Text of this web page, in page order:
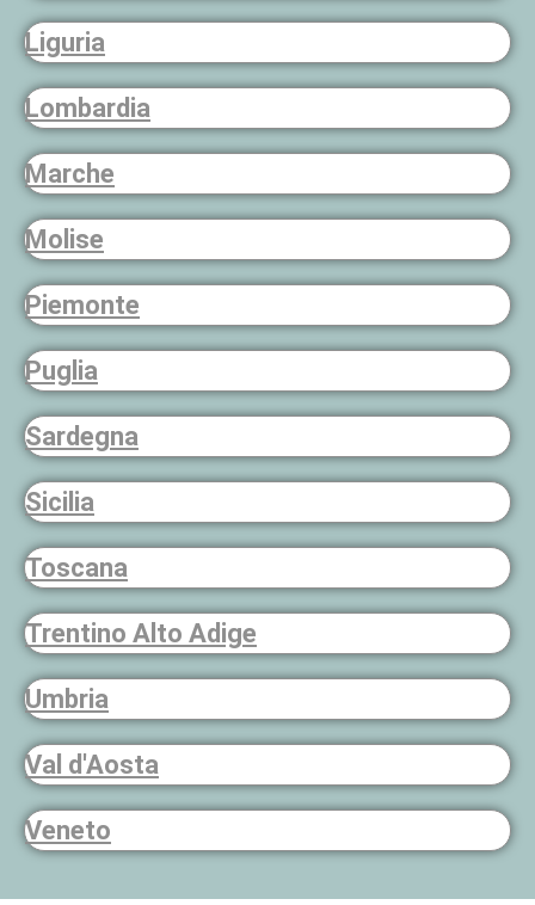
Liguria
Lombardia
Marche
Molise
Piemonte
Puglia
Sardegna
Sicilia
Toscana
Trentino Alto Adige
Umbria
Val d'Aosta
Veneto